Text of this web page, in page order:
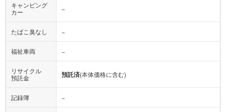
キャンピング
カー
−
たばこ臭なし −
福祉車両 −
リサイクル
預託金
預託済(本体価格に含む)
記録簿 −